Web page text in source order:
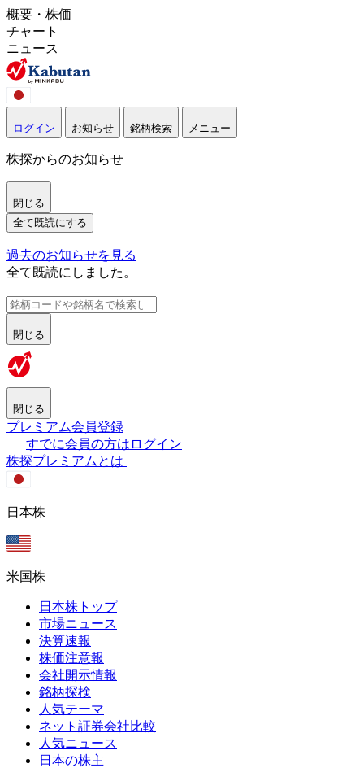
概要・株価
チャート
ニュース
ログイン お知らせ 銘柄検索 メニュー
株探からのお知らせ
閉じる
全て既読にする
過去のお知らせを見る
全て既読にしました。
閉じる
閉じる
プレミアム会員登録
すでに会員の方はログイン
株探プレミアムとは
日本株
米国株
日本株トップ
市場ニュース
決算速報
株価注意報
会社開示情報
銘柄探検
人気テーマ
ネット証券会社比較
人気ニュース
日本の株主